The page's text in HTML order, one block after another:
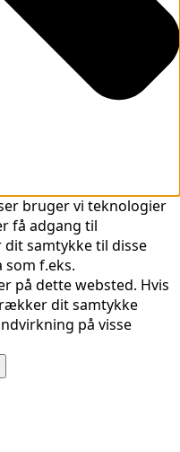
bruger vi teknologier
få adgang til
dit samtykke til disse
som f.eks.
på dette websted. Hvis
dit samtykke
på visse